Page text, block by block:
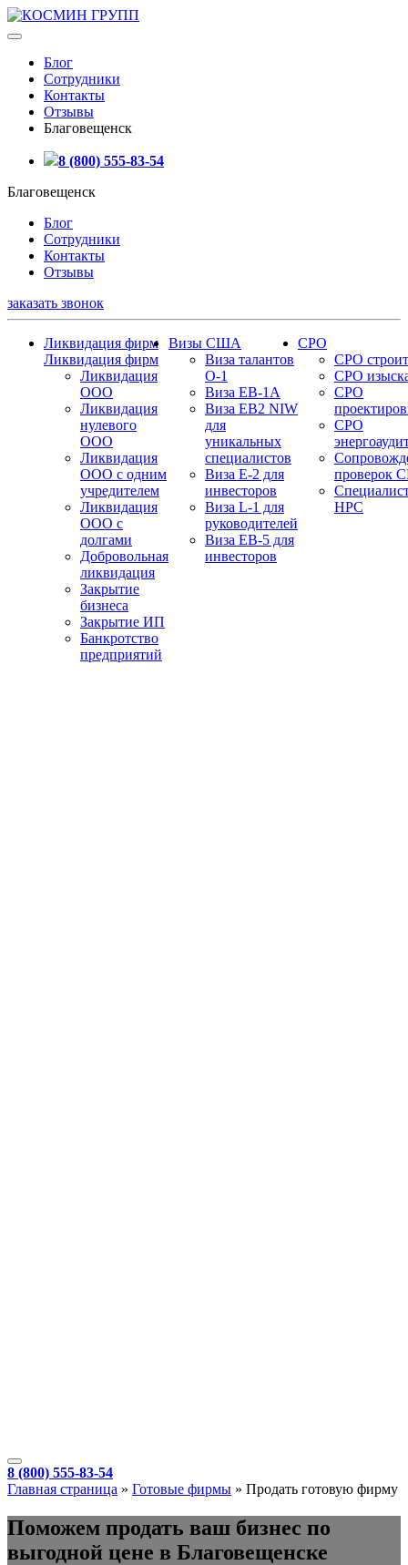
Блог
Сотрудники
Контакты
Отзывы
Благовещенск
8 (800) 555-83-54
Благовещенск
Блог
Сотрудники
Контакты
Отзывы
заказать звонок
Ликвидация фирм
Ликвидация фирм
Ликвидация
ООО
Ликвидация
нулевого
ООО
Ликвидация
ООО с одним
учредителем
Ликвидация
ООО с
долгами
Добровольная
ликвидация
Закрытие
бизнеса
Закрытие ИП
Банкротство
предприятий
Визы США
Виза талантов
О-1
Виза EB-1A
Виза EB2 NIW
для
уникальных
специалистов
Виза E-2 для
инвесторов
Виза L-1 для
руководителей
Виза EB-5 для
инвесторов
СРО
СРО
СРО
СРО
СРО
проверок
НРС
8 (800) 555-83-54
Главная страница » Готовые фирмы » Продать готовую фирму
Поможем продать ваш бизнес по
выгодной цене в Благовещенске